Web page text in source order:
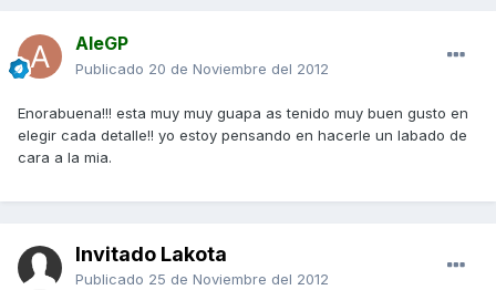
AleGP
Publicado 20 de Noviembre del 2012
Enorabuena!!! esta muy muy guapa as tenido muy buen gusto en
elegir cada detalle!! yo estoy pensando en hacerle un labado de
cara a la mia.
Invitado Lakota
Publicado 25 de Noviembre del 2012